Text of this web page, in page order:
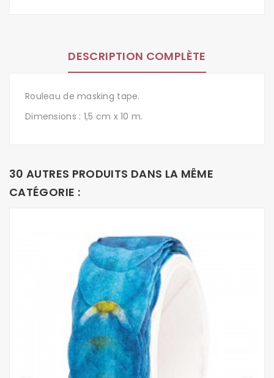
DESCRIPTION COMPLÈTE
Rouleau de masking tape.
Dimensions : 1,5 cm x 10 m.
30 AUTRES PRODUITS DANS LA MÊME
CATÉGORIE :